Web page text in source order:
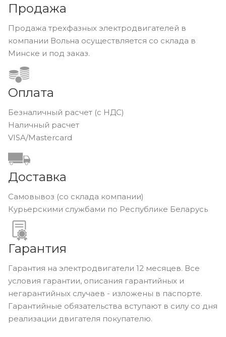
Продажа
Продажа трехфазных электродвигателей в
компании Вольна осуществляется со склада в
Минске и под заказ.
Оплата
Безналичный расчет (с НДС)
Наличный расчет
VISA/Mastercard
Доставка
Самовывоз (со склада компании)
Курьерскими службами по Республике Беларусь
Гарантия
Гарантия на электродвигатели 12 месяцев. Все
условия гарантии, описания гарантийных и
негарантийных случаев - изложены в паспорте.
Гарантийные обязательства вступают в силу со дня
реализации двигателя покупателю.